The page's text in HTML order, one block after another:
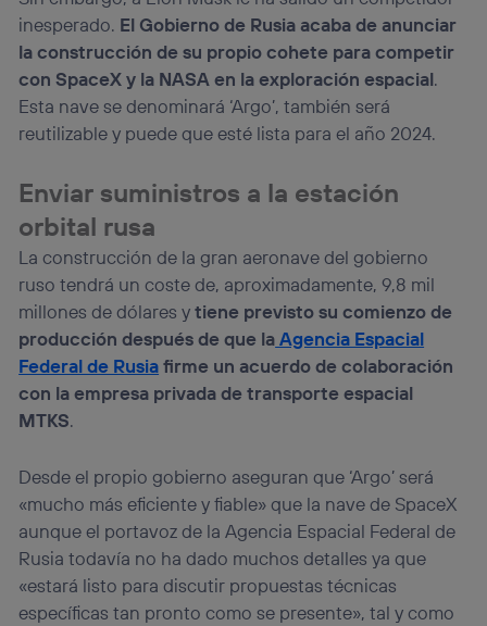
inesperado. El Gobierno de Rusia acaba de anunciar
la construcción de su propio cohete para competir
con SpaceX y la NASA en la exploración espacial.
Esta nave se denominará ‘Argo’, también será
reutilizable y puede que esté lista para el año 2024.
Enviar suministros a la estación
orbital rusa
La construcción de la gran aeronave del gobierno
ruso tendrá un coste de, aproximadamente, 9,8 mil
millones de dólares ytiene previsto su comienzo de
producción después de que laAgencia Espacial
Federal de Rusiafirme un acuerdo de colaboración
con la empresa privada de transporte espacial
MTKS.
Desde el propio gobierno aseguran que ‘Argo’ será
«mucho más eficiente y fiable» que la nave de SpaceX
aunque el portavoz de la Agencia Espacial Federal de
Rusia todavía no ha dado muchos detalles ya que
«estará listo para discutir propuestas técnicas
específicas tan pronto como se presente», tal y como
el marketing o análisis se realizará en función de las
que hayan dado su consentimiento.
Si utilizas datos móviles , el marketing será más
personalizado, ya que se basará únicamente en la
navegación del usuario del móvil.
“Administrar Utiq” en la parte inferior de esta página web o
visitando el portal de privacidad de Utiq
(“consenthub”)